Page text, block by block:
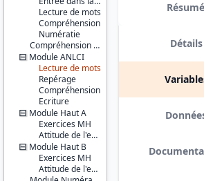
Lecture de mots
Compréhension
Numératie
Compréhension orale
Module ANLCI
Lecture de mots
Repérage
Compréhension
Ecriture
Module Haut A
Exercices MH
Attitude de l'enquêté(e)
Module Haut B
Exercices MH
Attitude de l'enquêté(e)
lil-1080
doi:10.13144/lil-
1080
Thème :
Conditions
de vie et
société
Série :
Information
et Vie
Quotidienne
(IVQ)
Couverture
Résumé
Détails